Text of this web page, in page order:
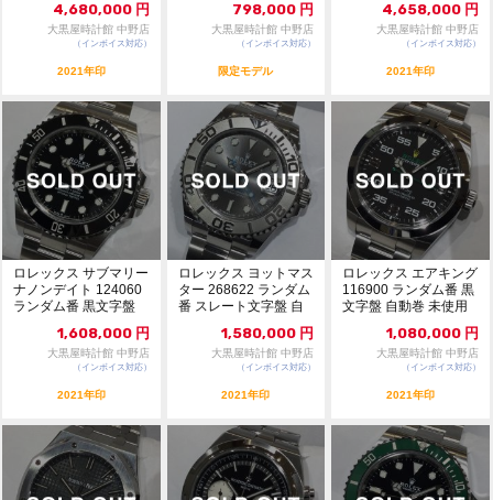
4,680,000 円
大黒屋時計館 中野店
（インボイス対応）
2021年印
798,000 円
大黒屋時計館 中野店
（インボイス対応）
限定モデル
4,658,000 円
大黒屋時計館 中野店
（インボイス対応）
2021年印
ロレックス サブマリー
ナノンデイト 124060
ランダム番 黒文字盤
1,608,000 円
大黒屋時計館 中野店
（インボイス対応）
2021年印
ロレックス ヨットマス
ター 268622 ランダム
番 スレート文字盤 自
1,580,000 円
大黒屋時計館 中野店
（インボイス対応）
2021年印
ロレックス エアキング
116900 ランダム番 黒
文字盤 自動巻 未使用
1,080,000 円
大黒屋時計館 中野店
（インボイス対応）
2021年印